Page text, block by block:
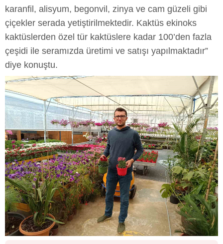
karanfil, alisyum, begonvil, zinya ve cam güzeli gibi
çiçekler serada yetiştirilmektedir. Kaktüs ekinoks
kaktüslerden özel tür kaktüslere kadar 100’den fazla
çeşidi ile seramızda üretimi ve satışı yapılmaktadır”
diye konuştu.